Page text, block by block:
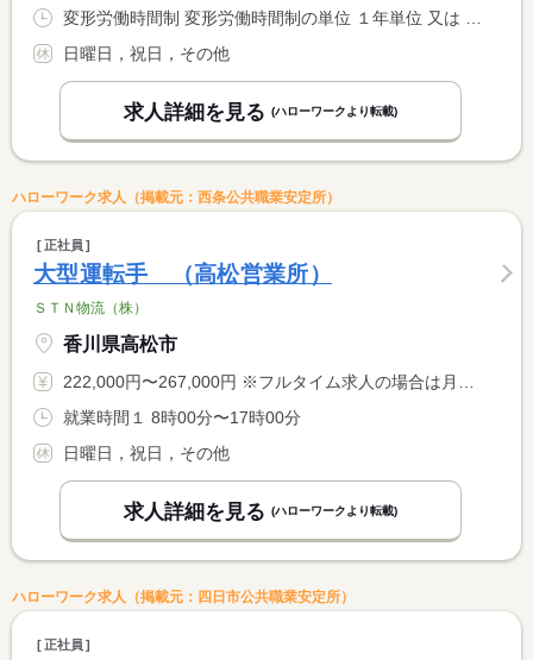
日曜日，祝日，その他
求人詳細を見る (ハローワークより転載)
ハローワーク求人（掲載元：西条公共職業安定所）
正社員
大型運転手 （高松営業所）
ＳＴＮ物流（株）
香川県高松市
222,000円〜267,000円 ※フルタイム求人の場合は月額（換算額）、パート求人の場合は時間額を表示しています。
就業時間１ 8時00分〜17時00分
日曜日，祝日，その他
求人詳細を見る (ハローワークより転載)
ハローワーク求人（掲載元：四日市公共職業安定所）
正社員